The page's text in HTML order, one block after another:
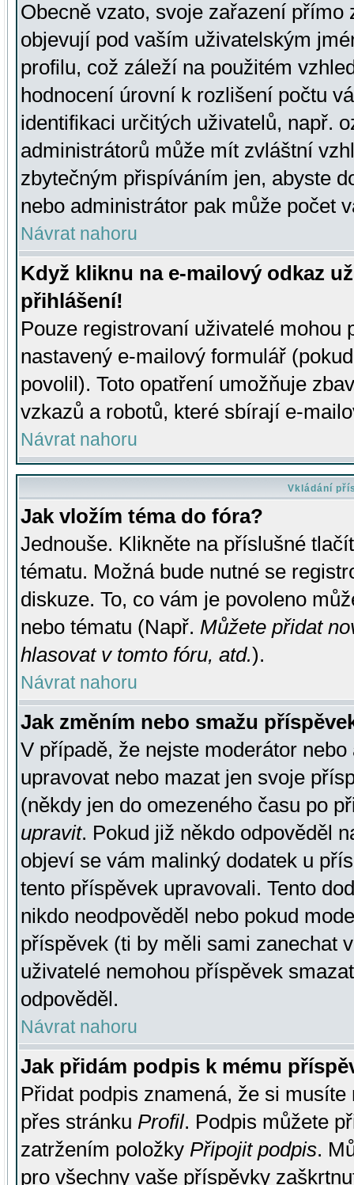
Obecně vzato, svoje zařazení přímo
objevují pod vaším uživatelským
profilu, což záleží na použitém
hodnocení úrovní k rozlišení počtu
identifikaci určitých uživatelů, např.
administrátorů může mít zvláštní
zbytečným přispíváním jen, abyste
nebo administrátor pak může počet
Návrat nahoru
Když kliknu na e-mailový odkaz
přihlášení!
Pouze registrovaní uživatelé mohou
nastavený e-mailový formulář
povolil). Toto opatření umožňuje
vzkazů a robotů, které sbírají e-
Návrat nahoru
Vkládání
Jak vložím téma do fóra?
Jednouše. Klikněte na příslušné
tématu. Možná bude nutné se
diskuze. To, co vám je povoleno
nebo tématu (Např. Můžete přidat
hlasovat v tomto fóru, atd.).
Návrat nahoru
Jak změním nebo smažu
V případě, že nejste moderátor
upravovat nebo mazat jen svoje
(někdy jen do omezeného času po
upravit. Pokud již někdo odpověděl
objeví se vám malinký dodatek u
tento příspěvek upravovali. Tento
nikdo neodpověděl nebo pokud
příspěvek (ti by měli sami zanechat
uživatelé nemohou příspěvek
odpověděl.
Návrat nahoru
Jak přidám podpis k mému
Přidat podpis znamená, že si
přes stránku Profil. Podpis můžete
zatržením položky Připojit podpis.
pro všechny vaše příspěvky